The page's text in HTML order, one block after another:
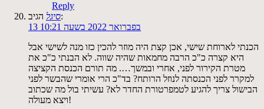
Reply
סיגלהגיב:
13 בפברואר 2022 בשעה 10:21
הכנתי לארוחת שישי, אכן קצת היה מוזר להכין כזו מנה לשישי אבל
היא קצרה כ"כ הרבה מחמאות שהיה שווה. לא הבנתי כ"כ את
מטרת הקירור לפני, אחרי ובמשך…. מה תורם הכנסת הקציצה
למקרר לפני הכנסתה לנוזל הרותח? בד"כ הרי אומרי שהבשר לפני
הבישול צריך להגיע לטמפרטורת החדר לא? עשיתי בול מה שכתוב
ויצא מעולה!